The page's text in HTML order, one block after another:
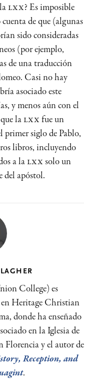
LXX? Es imposible
de que (algunas
sido consideradas
(por ejemplo,
de una traducción
Casi no hay
asociado este
y menos aún con el
laLXXfue un
primer siglo de Pablo,
libros, incluyendo
a laLXXsolo un
del apóstol.
College) es
Heritage Christian
donde ha enseñado
en la Iglesia de
Florencia y el autor de
Reception, and
.